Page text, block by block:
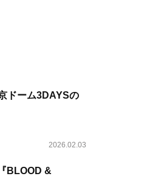
ドーム3DAYSの
2026.02.03
BLOOD &